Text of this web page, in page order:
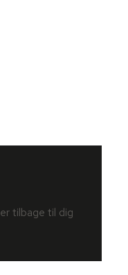
tilbage til dig